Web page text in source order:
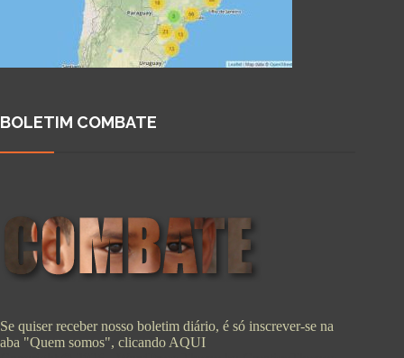
BOLETIM COMBATE
Se quiser receber nosso boletim diário, é só inscrever-se na
aba "Quem somos", clicando AQUI